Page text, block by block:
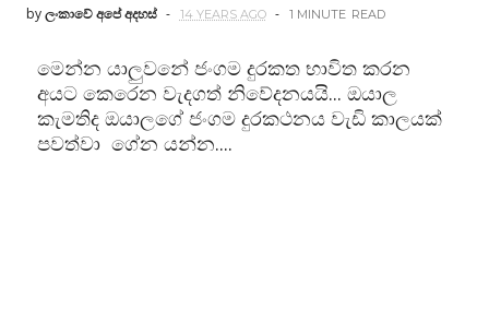
byලංකාවේ අපේ අදහස් 14 YEARS AGO 1 MINUTE READ
මෙන්න යාලුවනේ ජංගම දුරකත භාවිත කරන
අයට කෙරෙන වැදගත් නිවේදනයයි... ඔයාල
කැමතිද ඔයාලගේ ජංගම දුරකථනය වැඩි කාලයක්
පවත්වා ගේන යන්න....